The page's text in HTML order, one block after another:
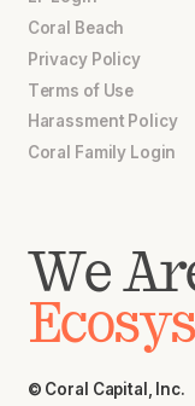
Coral Beach
Privacy Policy
Terms of Use
Harassment Policy
Coral Family Login
We
© Coral Capital, Inc.